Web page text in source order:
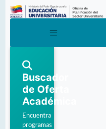
Buscador
de Oferta
Académica
Encuentra
programas